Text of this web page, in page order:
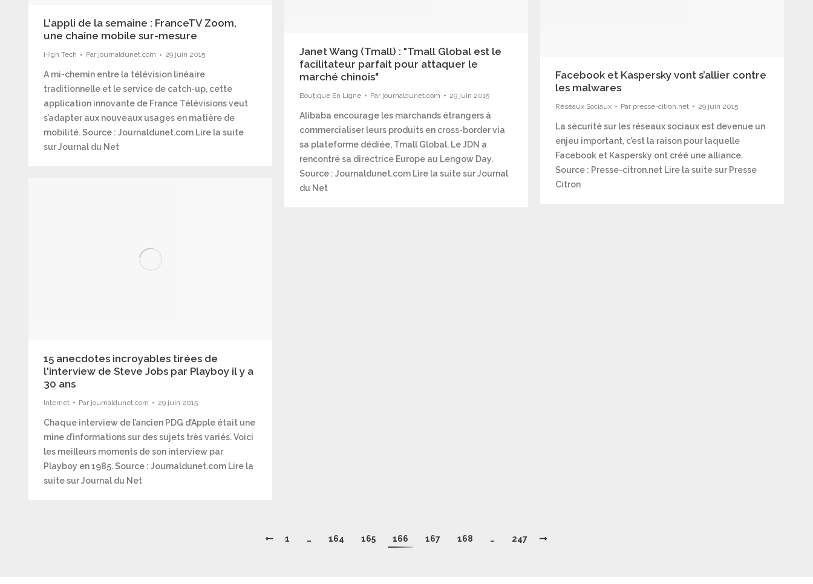
L'appli de la semaine : FranceTV Zoom,
une chaîne mobile sur-mesure
High Tech Par journaldunet.com 29 juin 2015
A mi-chemin entre la télévision linéaire
traditionnelle et le service de catch-up, cette
application innovante de France Télévisions veut
s’adapter aux nouveaux usages en matière de
mobilité. Source : Journaldunet.com Lire la suite
sur Journal du Net
Janet Wang (Tmall) : "Tmall Global est le
facilitateur parfait pour attaquer le
marché chinois"
Boutique En Ligne Par journaldunet.com 29 juin 2015
Alibaba encourage les marchands étrangers à
commercialiser leurs produits en cross-border via
sa plateforme dédiée, Tmall Global. Le JDN a
rencontré sa directrice Europe au Lengow Day.
Source : Journaldunet.com Lire la suite sur Journal
du Net
Facebook et Kaspersky vont s’allier contre
les malwares
Réseaux Sociaux Par presse-citron.net 29 juin 2015
La sécurité sur les réseaux sociaux est devenue un
enjeu important, c’est la raison pour laquelle
Facebook et Kaspersky ont créé une alliance.
Source : Presse-citron.net Lire la suite sur Presse
Citron
15 anecdotes incroyables tirées de
l'interview de Steve Jobs par Playboy il y a
30 ans
Internet Par journaldunet.com 29 juin 2015
Chaque interview de l’ancien PDG d’Apple était une
mine d’informations sur des sujets très variés. Voici
les meilleurs moments de son interview par
Playboy en 1985. Source : Journaldunet.com Lire la
suite sur Journal du Net
1 … 164 165 166 167 168 … 247